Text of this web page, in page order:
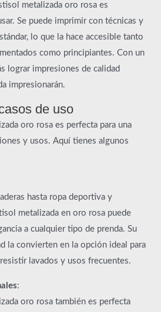
metalizada oro rosa es
Se puede imprimir con técnicas y
lo que la hace accesible tanto
como principiantes. Con un
lograr impresiones de calidad
impresionarán.
de uso
oro rosa es perfecta para una
y usos. Aquí tienes algunos
hasta ropa deportiva y
metalizada en oro rosa puede
a cualquier tipo de prenda. Su
la convierten en la opción ideal para
lavados y usos frecuentes.
:
oro rosa también es perfecta